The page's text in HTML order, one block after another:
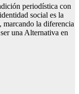
periodística con
social es la
la diferencia
una Alternativa en